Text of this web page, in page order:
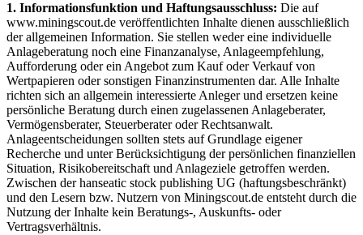
1. Informationsfunktion und Haftungsausschluss: Die auf
www.miningscout.de veröffentlichten Inhalte dienen ausschließlich
der allgemeinen Information. Sie stellen weder eine individuelle
Anlageberatung noch eine Finanzanalyse, Anlageempfehlung,
Aufforderung oder ein Angebot zum Kauf oder Verkauf von
Wertpapieren oder sonstigen Finanzinstrumenten dar. Alle Inhalte
richten sich an allgemein interessierte Anleger und ersetzen keine
persönliche Beratung durch einen zugelassenen Anlageberater,
Vermögensberater, Steuerberater oder Rechtsanwalt.
Anlageentscheidungen sollten stets auf Grundlage eigener
Recherche und unter Berücksichtigung der persönlichen finanziellen
Situation, Risikobereitschaft und Anlageziele getroffen werden.
Zwischen der hanseatic stock publishing UG (haftungsbeschränkt)
und den Lesern bzw. Nutzern von Miningscout.de entsteht durch die
Nutzung der Inhalte kein Beratungs-, Auskunfts- oder
Vertragsverhältnis.